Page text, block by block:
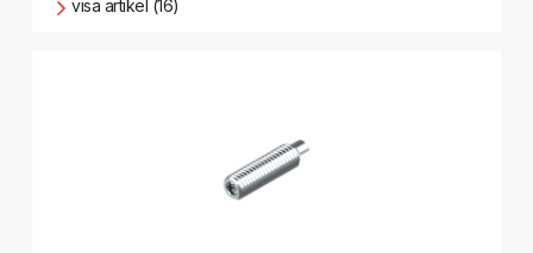
visa artikel (16)